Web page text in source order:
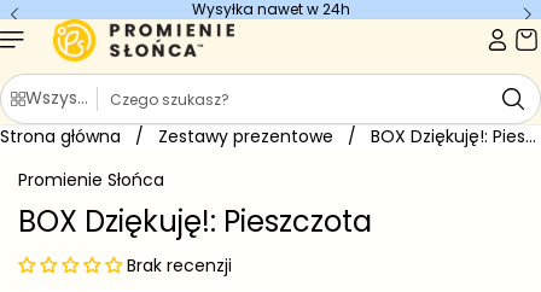
treści
Wysyłka nawet w 24h
Wszystkie kategorie
S
z
u
a
j
Strona główna / Zestawy prezentowe / BOX Dziękuję!: Pieszczota
Przejdź do
o
Promienie Słońca
BOX Dziękuję!: Pieszczota
Brak recenzji